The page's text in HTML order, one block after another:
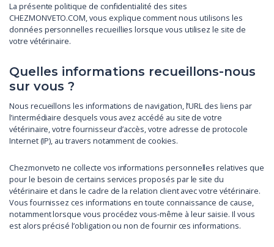
La présente politique de confidentialité des sites
CHEZMONVETO.COM, vous explique comment nous utilisons les
données personnelles recueillies lorsque vous utilisez le site de
votre vétérinaire.
Quelles informations recueillons-nous
sur vous ?
Nous recueillons les informations de navigation, l’URL des liens par
l’intermédiaire desquels vous avez accédé au site de votre
vétérinaire, votre fournisseur d’accès, votre adresse de protocole
Internet (IP), au travers notamment de cookies.
Chezmonveto ne collecte vos informations personnelles relatives que
pour le besoin de certains services proposés par le site du
vétérinaire et dans le cadre de la relation client avec votre vétérinaire.
Vous fournissez ces informations en toute connaissance de cause,
notamment lorsque vous procédez vous-même à leur saisie. Il vous
est alors précisé l’obligation ou non de fournir ces informations.